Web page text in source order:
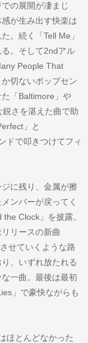
の展開が凄まじ
が生み出す快楽は
。続く「Tell Me」
。そして2ndアル
People That
切ないポップセン
「Baltimore」や
鋭さを湛えた曲で助
」と
ドで叩きつけてフィ
に残り、金属が擦
ンバーが戻ってく
Clock」を披露。
リースの新曲
せていくような路
、いずれ放たれる
一曲。最後は最初
」で豪快ながらも
ほとんどなかった